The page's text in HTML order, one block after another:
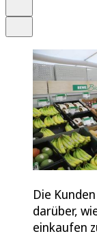
Die
darüber,
einkaufen